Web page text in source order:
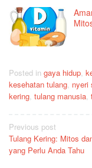
Posted in gaya hidup,
kesehatan tulang, nyeri
kering, tulang manusia,
Post
navigation
Previous post
Tulang Kering: Mitos
yang Perlu Anda Tahu